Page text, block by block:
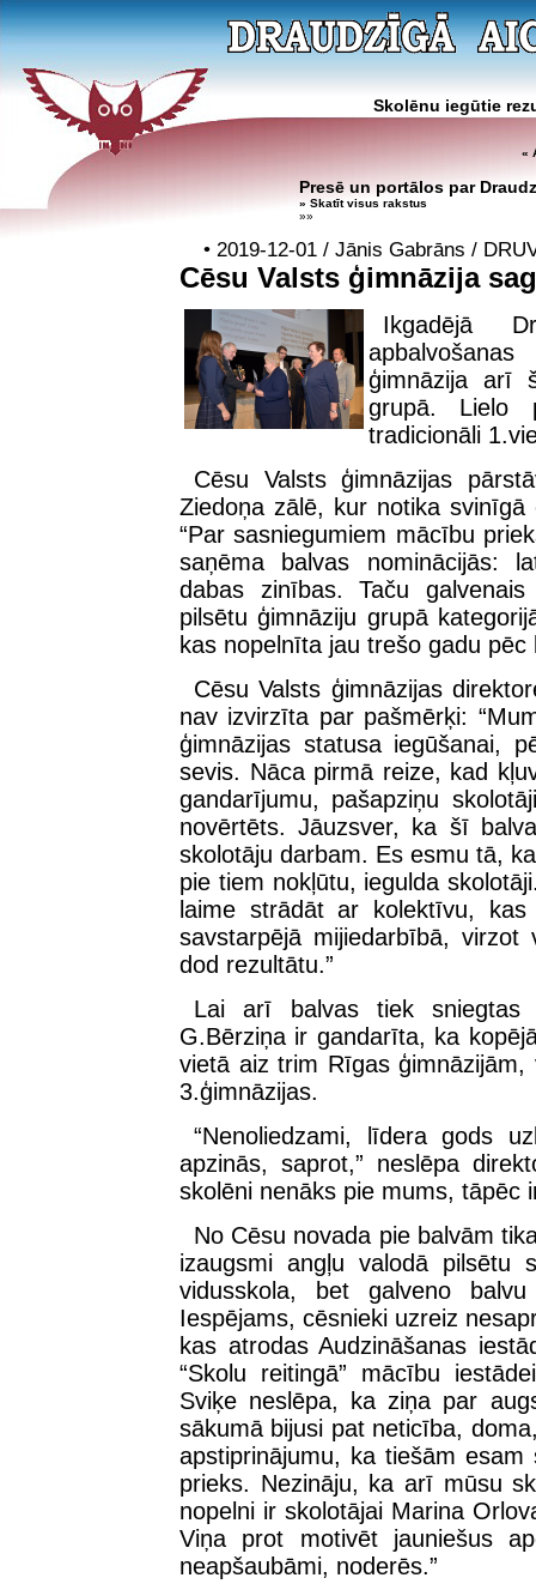
Skolēnu iegūtie
«
Presē un portālos par
» Skatīt visus rakstus
»»
• 2019-12-01 / Jānis Gabrāns /
Cēsu Valsts ģimnāzija
Ikgadējā
ģimnāzija arī
grupā. Lielo
tradicionāli
Cēsu Valsts ģimnāzijas
Ziedoņa zālē, kur notika
“Par sasniegumiem mācību
saņēma balvas nominācijās:
dabas zinības. Taču
pilsētu ģimnāziju grupā
kas nopelnīta jau trešo gadu pēc
Cēsu Valsts ģimnāzijas
nav izvirzīta par pašmērķi:
ģimnāzijas statusa iegūšanai,
sevis. Nāca pirmā reize, kad
gandarījumu, pašapziņu
novērtēts. Jāuzsver, ka šī
skolotāju darbam. Es esmu tā,
pie tiem nokļūtu, iegulda
laime strādāt ar kolektīvu,
savstarpējā mijiedarbībā,
dod rezultātu.”
Lai arī balvas tiek sniegtas
G.Bērziņa ir gandarīta, ka
vietā aiz trim Rīgas
3.ģimnāzijas.
“Nenoliedzami, līdera gods
apzinās, saprot,” neslēpa
skolēni nenāks pie mums, tāpēc
No Cēsu novada pie balvām
izaugsmi angļu valodā pilsētu
vidusskola, bet galveno
Iespējams, cēsnieki uzreiz
kas atrodas Audzināšanas
“Skolu reitingā” mācību
Sviķe neslēpa, ka ziņa par
sākumā bijusi pat neticība,
apstiprinājumu, ka tiešām
prieks. Nezināju, ka arī mūsu
nopelni ir skolotājai Marina
Viņa prot motivēt jauniešus
neapšaubāmi, noderēs.”